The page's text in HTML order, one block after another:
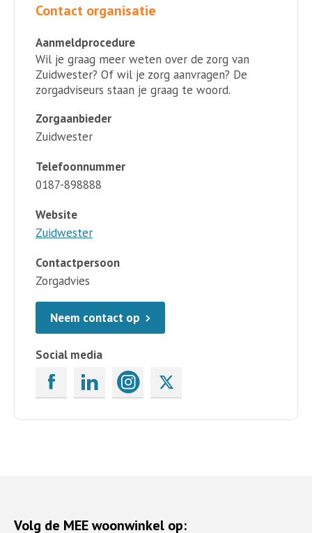
Contact organisatie
Aanmeldprocedure
Wil je graag meer weten over de zorg van
Zuidwester? Of wil je zorg aanvragen? De
zorgadviseurs staan je graag te woord.
Zorgaanbieder
Zuidwester
Telefoonnummer
0187-898888
Website
Zuidwester
Contactpersoon
Zorgadvies
Neem contact op
Social media
Volg de MEE woonwinkel op: